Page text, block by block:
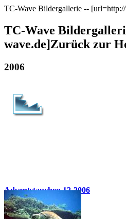
TC-Wave Bildergallerie --
TC-Wave
wave.de]Zurück zur
2006
Adventstauchen 12-2006
23 Bilder